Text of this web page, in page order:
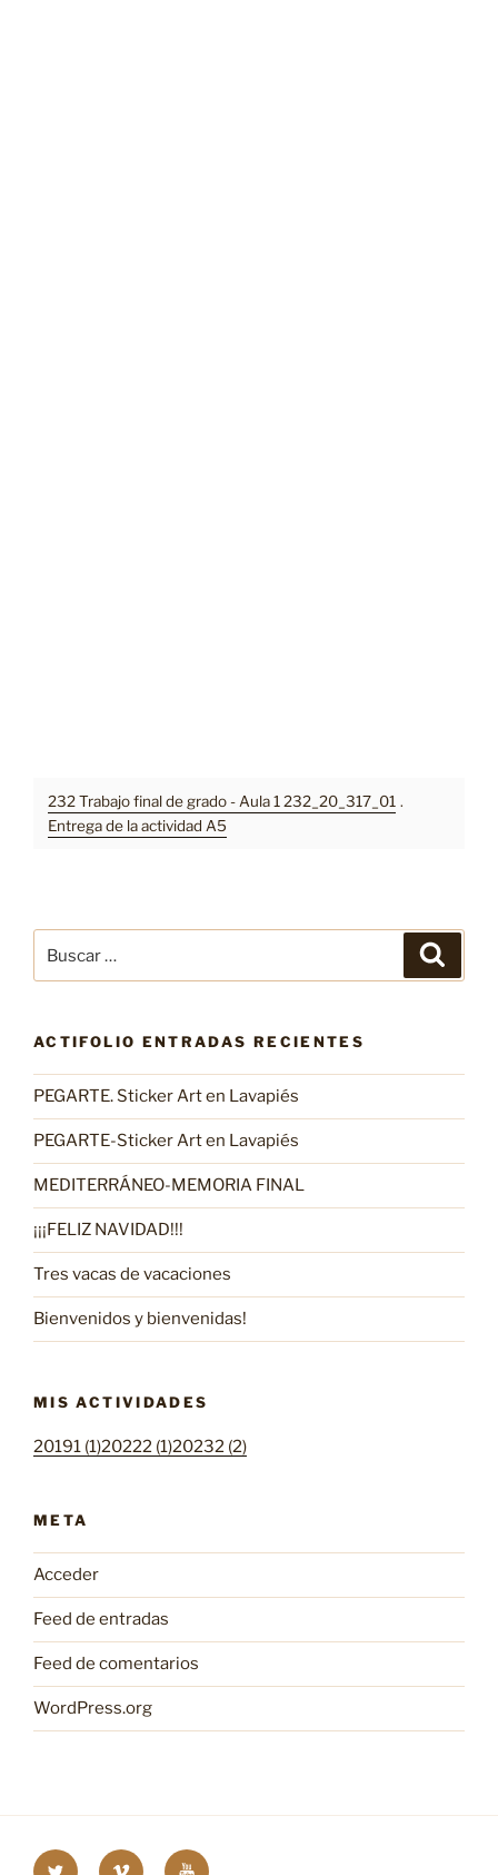
232 Trabajo final de grado - Aula 1 232_20_317_01 .
Entrega de la actividad A5
por:
ACTIFOLIO ENTRADAS RECIENTES
PEGARTE. Sticker Art en Lavapiés
PEGARTE-Sticker Art en Lavapiés
MEDITERRÁNEO-MEMORIA FINAL
¡¡¡FELIZ NAVIDAD!!!
Tres vacas de vacaciones
Bienvenidos y bienvenidas!
MIS ACTIVIDADES
20191 (1)20222 (1)20232 (2)
META
Acceder
Feed de entradas
Feed de comentarios
WordPress.org
Twitter Vimeo Youtube